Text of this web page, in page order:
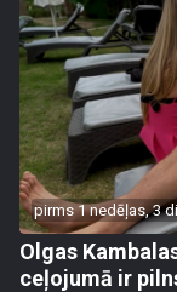
pirms 1 nedēļas, 3
Olgas
ceļojumā ir